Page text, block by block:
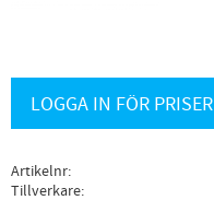
LOGGA IN FÖR PRISER
Artikelnr
Tillverkare